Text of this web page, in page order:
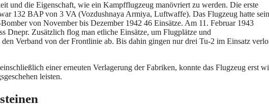
und die Eigenschaft, wie ein Kampfflugzeug manövriert zu werden. Die erste
132 BAP von 3 VA (Vozdushnaya Armiya, Luftwaffe). Das Flugzeug hatte
von November bis Dezember 1942 46 Einsätze. Am 11. Februar 1943
Dnepr. Zusätzlich flog man etliche Einsätze, um Flugplätze und
Verband von der Frontlinie ab. Bis dahin gingen nur drei Tu-2 im Einsatz
einer erneuten Verlagerung der Fabriken, konnte das Flugzeug erst
leisten.